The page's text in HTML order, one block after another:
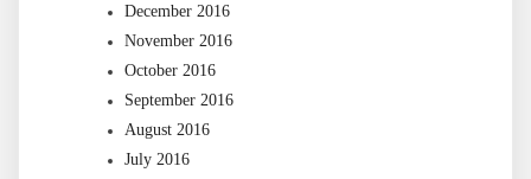
December 2016
November 2016
October 2016
September 2016
August 2016
July 2016